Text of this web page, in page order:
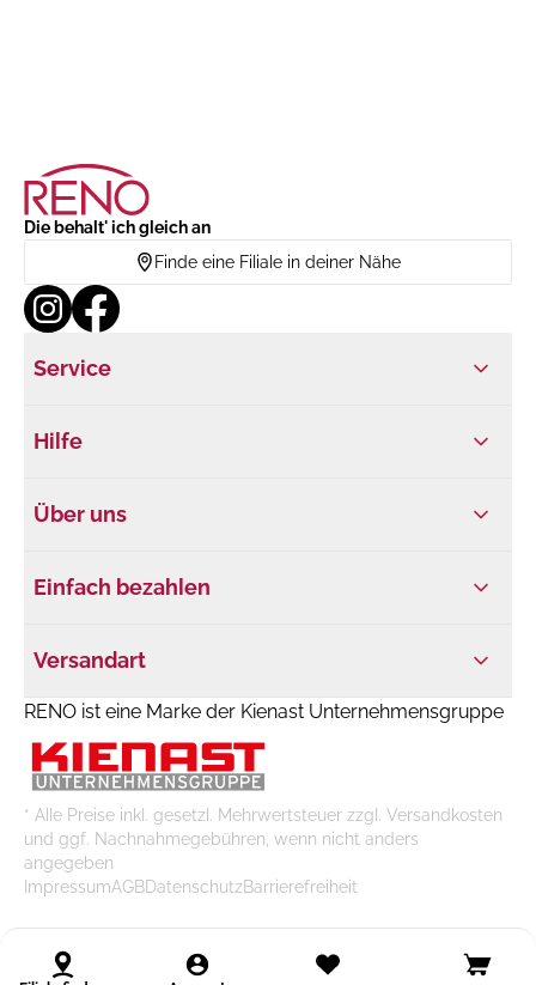
Die behalt' ich gleich an
Finde eine Filiale in deiner Nähe
Service
Hilfe
Über uns
Einfach bezahlen
Versandart
RENO ist eine Marke der Kienast Unternehmensgruppe
* Alle Preise inkl. gesetzl. Mehrwertsteuer zzgl. Versandkosten
und ggf. Nachnahmegebühren, wenn nicht anders
angegeben
ImpressumAGBDatenschutzBarrierefreiheit